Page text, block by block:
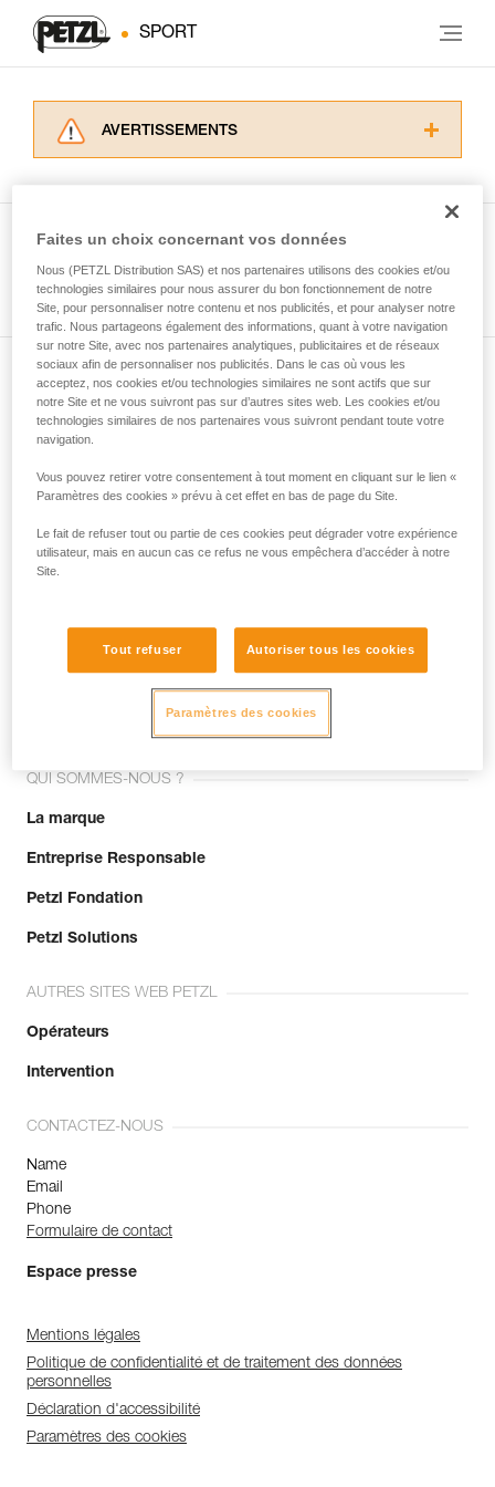
SPORT
AVERTISSEMENTS
informations de la notice technique pour
d’informations.
Maîtriser ces techniques nécessite une
formation et un entraînement spécifique. Validez
avec un professionnel votre capacité à refaire
la manipulation, seul, en toute sécurité, avant
de la reproduire en autonomie.
Nous donnons des exemples de techniques
Voir tous les conseils
Abonnez-vous à la newsletter
et restez connecté à notre actualité
Email *
Rejoignez la communauté !
QUI SOMMES-NOUS ?
La marque
Entreprise Responsable
Petzl Fondation
Petzl Solutions
AUTRES SITES WEB PETZL
Opérateurs
Intervention
CONTACTEZ-NOUS
Name
Email
Phone
Formulaire de contact
Espace presse
Mentions légales
Politique de confidentialité et de traitement des données
personnelles
Déclaration d'accessibilité
Paramètres des cookies
Faites un choix concernant vos données
Nous (PETZL Distribution SAS) et nos partenaires utilisons des cookies et/ou
technologies similaires pour nous assurer du bon fonctionnement de notre
Site, pour personnaliser notre contenu et nos publicités, et pour analyser notre
trafic. Nous partageons également des informations, quant à votre navigation
sur notre Site, avec nos partenaires analytiques, publicitaires et de réseaux
sociaux afin de personnaliser nos publicités. Dans le cas où vous les
acceptez, nos cookies et/ou technologies similaires ne sont actifs que sur
notre Site et ne vous suivront pas sur d’autres sites web. Les cookies et/ou
technologies similaires de nos partenaires vous suivront pendant toute votre
navigation.
Vous pouvez retirer votre consentement à tout moment en cliquant sur le lien «
Paramètres des cookies » prévu à cet effet en bas de page du Site.
Le fait de refuser tout ou partie de ces cookies peut dégrader votre expérience
utilisateur, mais en aucun cas ce refus ne vous empêchera d’accéder à notre
Site.
Tout refuser Autoriser tous les cookies
Paramètres des cookies